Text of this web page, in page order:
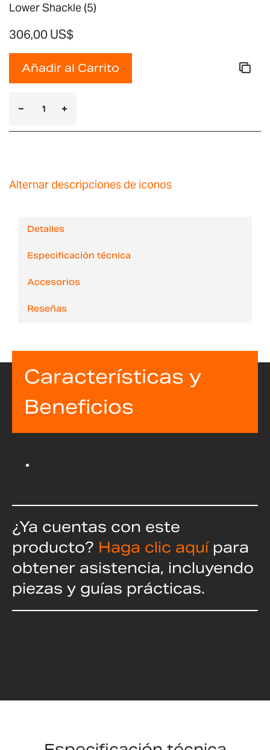
Lower Shackle (5)
306,00 US$
Añadir al Carrito
Alternar descripciones de iconos
Detalles
Especificación técnica
Accesorios
Reseñas
Características y
Beneficios
¿Ya cuentas con este
producto? Haga clic aquí para
obtener asistencia, incluyendo
piezas y guías prácticas.